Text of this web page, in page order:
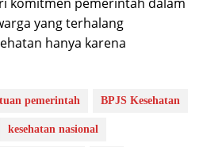
yang terhalang
hanya karena
pemerintah BPJS Kesehatan
kesehatan nasional